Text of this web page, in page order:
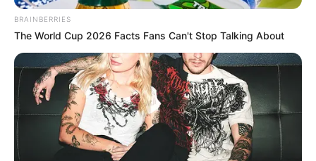
— Firma el divorcio, lo que te toque que lo
de que llame a seguridad.
BRAINBERRIES
The World Cup 2026 Facts Fans Can't Stop Talking About